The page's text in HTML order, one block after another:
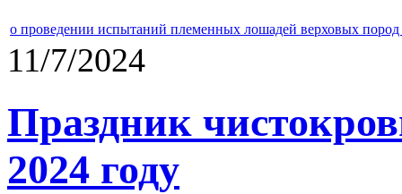
о проведении испытаний племенных лошадей верховых
11/7/2024
Праздник
2024 году